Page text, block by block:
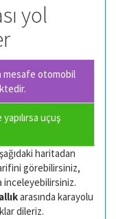
yol
mesafe otomobil
uçuş
haritadan
görebilirsiniz,
inceleyebilirsiniz.
arasında karayolu
dileriz.